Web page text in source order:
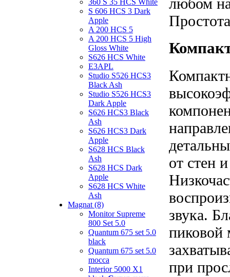
360 S 35 HCS White
S 606 HCS 3 Dark
Apple
A 200 HCS 5
A 200 HCS 5 High
Gloss White
S626 HCS White
E3APL
Studio S526 HCS3
Black Ash
Studio S526 HCS3
Dark Apple
S626 HCS3 Black
Ash
S626 HCS3 Dark
Apple
S628 HCS Black
Ash
S628 HCS Dark
Apple
S628 HCS White
Ash
Magnat (8)
Monitor Supreme
800 Set 5.0
Quantum 675 set 5.0
black
Quantum 675 set 5.0
mocca
Interior 5000 X1
от стен
звука.
пиковой
при